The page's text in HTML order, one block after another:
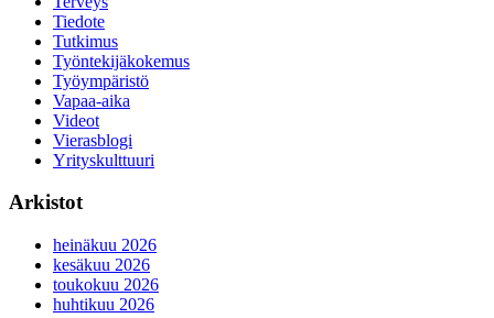
Tiedote
Tutkimus
Työntekijäkokemus
Työympäristö
Vapaa-aika
Videot
Vierasblogi
Yrityskulttuuri
Arkistot
heinäkuu 2026
kesäkuu 2026
toukokuu 2026
huhtikuu 2026